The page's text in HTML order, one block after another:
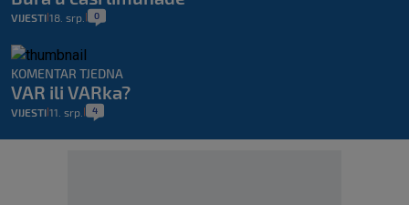
VIJESTI 18. srp. 0
KOMENTAR TJEDNA
VAR ili VARka?
VIJESTI 11. srp. 4